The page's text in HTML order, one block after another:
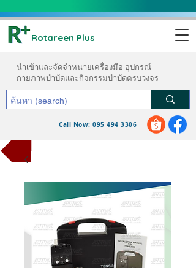
Rotareen Plus
นำเข้าและจัดจำหน่ายเครื่องมือ อุปกรณ์
กายภาพบำบัดและกิจกรรมบำบัดครบวงจร
Call Now: 095 494 3306